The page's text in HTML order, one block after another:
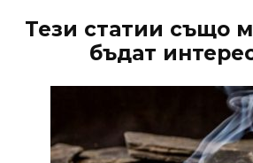
Тези статии също
бъдат